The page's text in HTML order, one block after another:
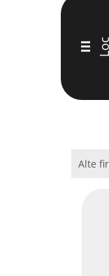
III Loc
Alte